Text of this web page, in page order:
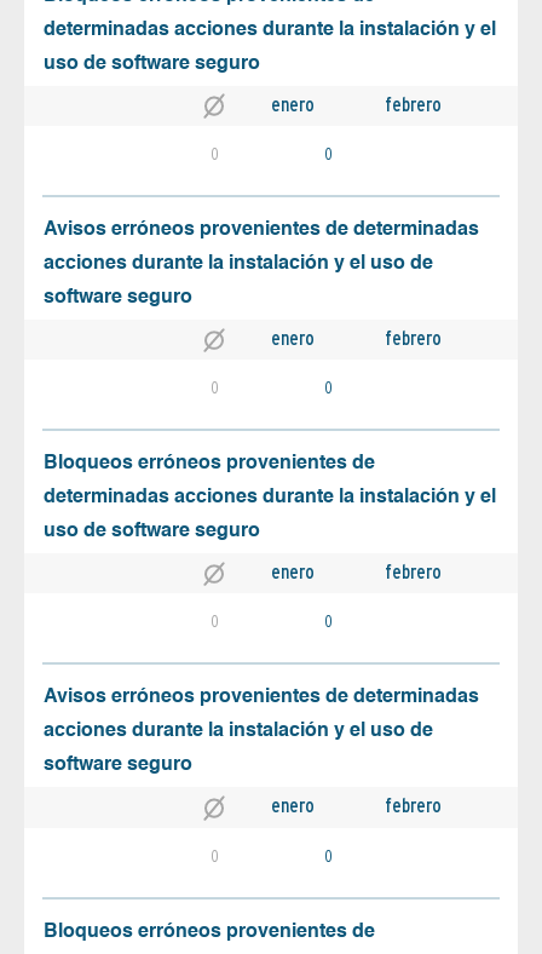
determinadas acciones durante la instalación y el
uso de software seguro
enero febrero
0 0
Avisos erróneos provenientes de determinadas
acciones durante la instalación y el uso de
software seguro
enero febrero
0 0
Bloqueos erróneos provenientes de
determinadas acciones durante la instalación y el
uso de software seguro
enero febrero
0 0
Avisos erróneos provenientes de determinadas
acciones durante la instalación y el uso de
software seguro
enero febrero
0 0
Bloqueos erróneos provenientes de